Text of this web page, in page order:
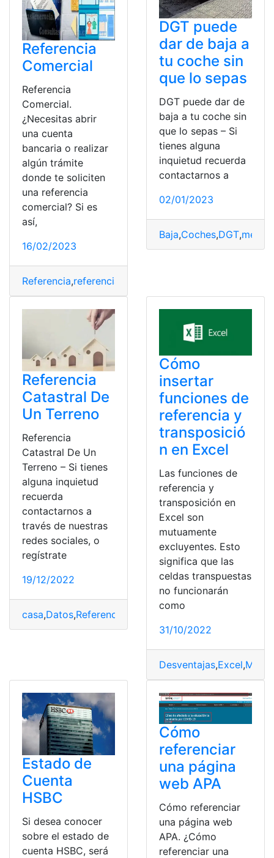
Referencia
Comercial
Referencia
Comercial.
¿Necesitas abrir
una cuenta
bancaria o realizar
algún trámite
donde te soliciten
una referencia
comercial? Si es
así,
16/02/2023
Referencia,referencia comercial
DGT puede
dar de baja a
tu coche sin
que lo sepas
DGT puede dar de
baja a tu coche sin
que lo sepas – Si
tienes alguna
inquietud recuerda
contactarnos a
02/01/2023
Baja,Coches,DGT,
Referencia
Catastral De
Un Terreno
Referencia
Catastral De Un
Terreno – Si tienes
alguna inquietud
recuerda
contactarnos a
través de nuestras
redes sociales, o
regístrate
19/12/2022
casa,Datos,Referencia
Cómo
insertar
funciones de
referencia y
transposició
n en Excel
Las funciones de
referencia y
transposición en
Excel son
mutuamente
excluyentes. Esto
significa que las
celdas transpuestas
no funcionarán
como
31/10/2022
Desventajas,Excel,Matriz
Estado de
Cuenta
HSBC
Si desea conocer
sobre el estado de
cuenta HSBC, será
Cómo
referenciar
una página
web APA
Cómo referenciar
una página web
APA. ¿Cómo
referenciar una